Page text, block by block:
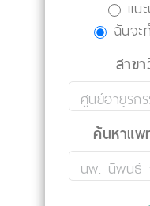
แน
ฉันจะ
สาข
ค้นหาแพ